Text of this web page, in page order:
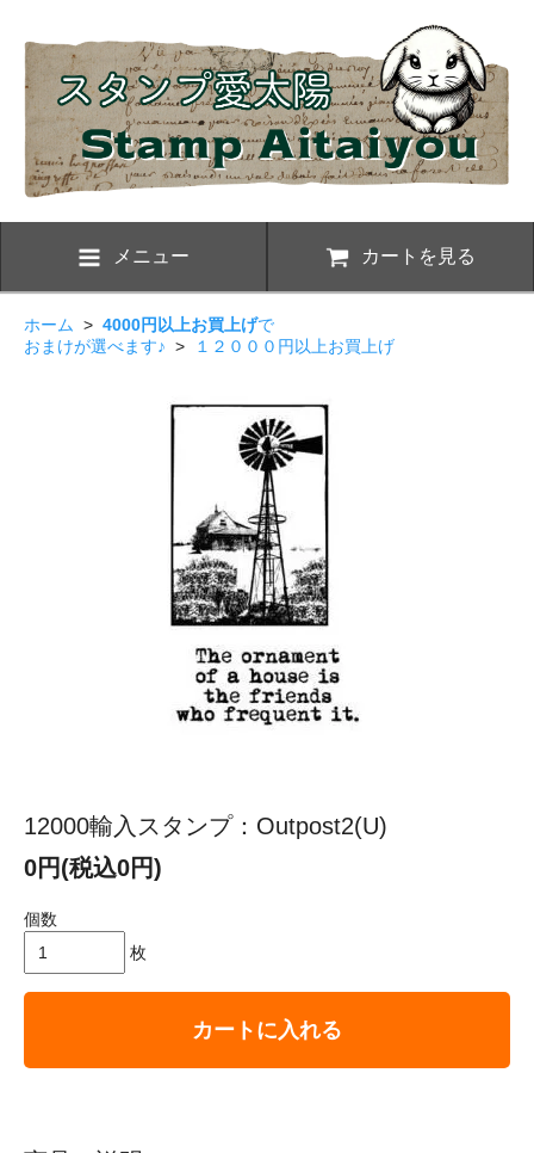
メニュー カートを見る
ホーム > 4000円以上お買上げで
おまけが選べます♪ > １２０００円以上お買上げ
12000輸入スタンプ：Outpost2(U)
0円(税込0円)
個数
枚
カートに入れる